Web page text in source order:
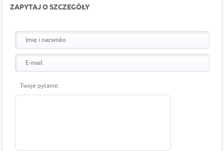
ZAPYTAJ O SZCZEGÓŁY
Twoje pytanie: